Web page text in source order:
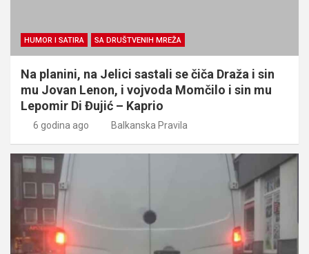
HUMOR I SATIRA SA DRUŠTVENIH MREŽA
Na planini, na Jelici sastali se čiča Draža i sin
mu Jovan Lenon, i vojvoda Momčilo i sin mu
Lepomir Di Đujić – Kaprio
6 godina ago Balkanska Pravila